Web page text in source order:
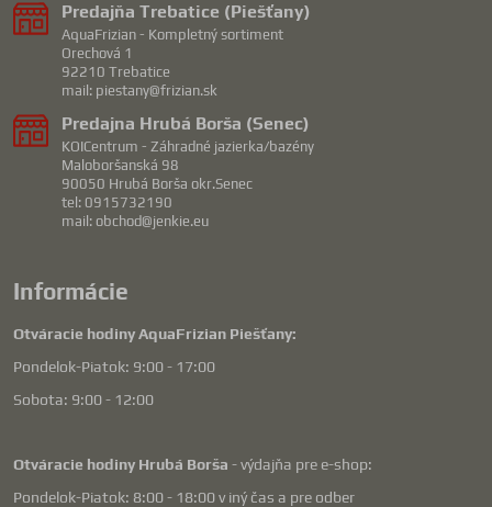
Predajňa Trebatice (Piešťany)
AquaFrizian - Kompletný sortiment
Orechová 1
92210 Trebatice
mail: piestany@frizian.sk
Predajna Hrubá Borša (Senec)
KOICentrum - Záhradné jazierka/bazény
Maloboršanská 98
90050 Hrubá Borša okr.Senec
tel: 0915732190
mail: obchod@jenkie.eu
Informácie
Otváracie hodiny AquaFrizian Piešťany:
Pondelok-Piatok: 9:00 - 17:00
Sobota: 9:00 - 12:00
Otváracie hodiny Hrubá Borša - výdajňa pre e-shop:
Pondelok-Piatok: 8:00 - 18:00 v iný čas a pre odber